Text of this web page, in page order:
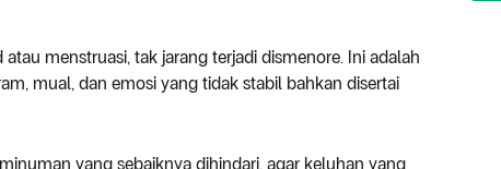
menstruasi, tak jarang terjadi dismenore. Ini adalah
mual, dan emosi yang tidak stabil bahkan disertai
yang sebaiknya dihindari, agar keluhan yang